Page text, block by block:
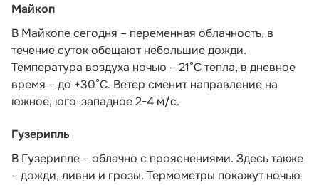
Майкоп
В Майкопе сегодня – переменная облачность, в
течение суток обещают небольшие дожди.
Температура воздуха ночью – 21°С тепла, в дневное
время – до +30°С. Ветер сменит направление на
южное, юго-западное 2-4 м/с.
Гузерипль
В Гузерипле – облачно с прояснениями. Здесь также
– дожди, ливни и грозы. Термометры покажут ночью